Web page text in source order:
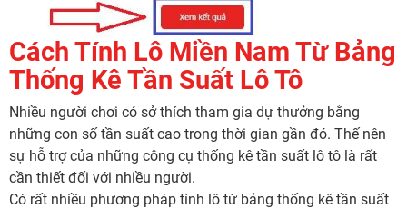
Cách Tính Lô Miền Nam Từ Bảng
Thống Kê Tần Suất Lô Tô
Nhiều người chơi có sở thích tham gia dự thưởng bằng
những con số tần suất cao trong thời gian gần đó. Thế nên
sự hỗ trợ của những công cụ thống kê tần suất lô tô là rất
cần thiết đối với nhiều người.
Có rất nhiều phương pháp tính lô từ bảng thống kê tần suất